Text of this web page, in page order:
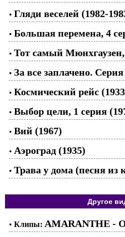
• Гляди веселей (1982-
• Большая перемена, 4
• Тот самый Мюнхгаузен,
• За все заплачено.
• Космический рейс
• Выбор цели, 1 серия
• Вий (1967)
• Аэроград (1935)
• Трава у дома (песня
Другое
• Клипы: AMARANTHE -